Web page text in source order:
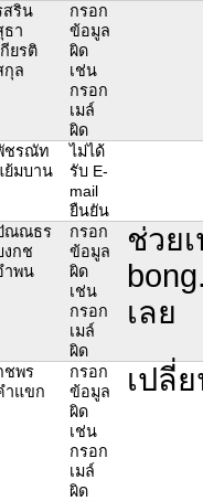
สริน
ธา
กียรติ
กุล
กรอก
ข้อมูล
ผิด
เช่น
กรอก
เมล์
ผิด
ชรณัท
ย้มบาน
ไม่ได้
รับ E-
mail
ยืนยัน
ณณธร
งกช
ำพน
กรอก
ข้อมูล
ผิด
เช่น
กรอก
เมล์
ผิด
ช่วย
เลย
ชพร
ำแขก
กรอก
ข้อมูล
ผิด
เช่น
กรอก
เมล์
ผิด
เปลี่